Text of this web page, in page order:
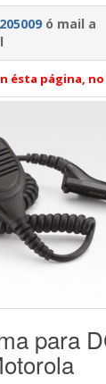
ó mail a
ésta página, no
para